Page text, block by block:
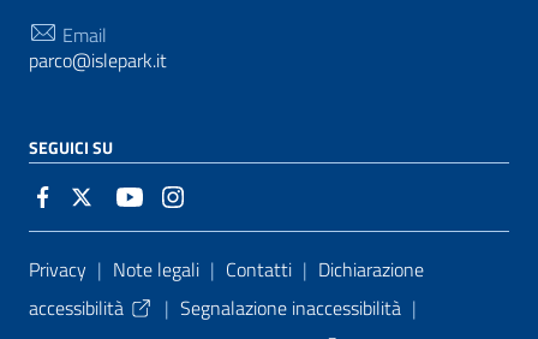
Email
parco@islepark.it
SEGUICI SU
Sezione Link Utili
Privacy | Note legali | Contatti | Dichiarazione
accessibilità
| Segnalazione inaccessibilità |